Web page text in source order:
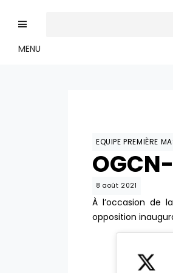
MENU
EQUIPE PREMIÈRE
8 août 2021
À l’occasion de
opposition